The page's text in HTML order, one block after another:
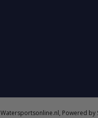
Watersportsonline.nl, Powered by